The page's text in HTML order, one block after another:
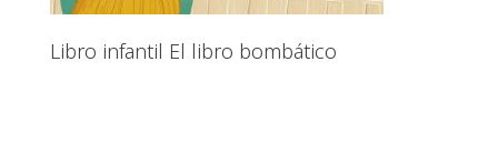
Libro infantil El libro bombático